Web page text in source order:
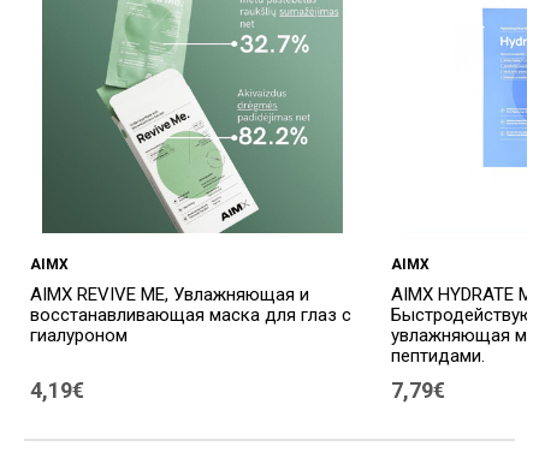
AIMX
AIMX REVIVE ME, Увлажняющая и
восстанавливающая маска для глаз с
гиалуроном
4,19€
AIMX
AIMX HYDRATE
увлажняющая
пептидами.
7,79€